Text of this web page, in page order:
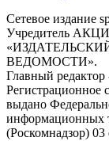
Сетевое издание
Учредитель
ВЕДОМОСТИ».
Главный
Регистрационное
выдано
информационных
(Роскомнадзор) 03